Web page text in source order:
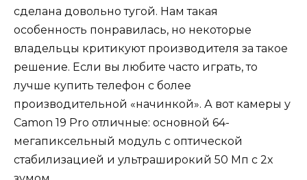
сделана довольно тугой. Нам такая
особенность понравилась, но некоторые
владельцы критикуют производителя за такое
решение. Если вы любите часто играть, то
лучше купить телефон с более
производительной «начинкой». А вот камеры у
Camon 19 Pro отличные: основной 64-
мегапиксельный модуль с оптической
стабилизацией и ультраширокий 50 Мп с 2x